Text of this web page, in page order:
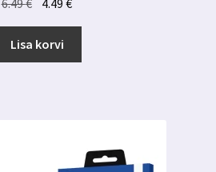
6.49€
hind
oli:
6.49 €.
4.49€
hind
4.49 €.
Lisa korvi